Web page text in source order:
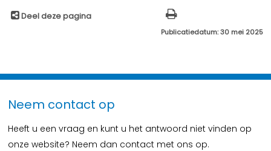
Deel deze pagina
Publicatiedatum: 30 mei 2025
Neem contact op
Heeft u een vraag en kunt u het antwoord niet vinden op
onze website? Neem dan contact met ons op.